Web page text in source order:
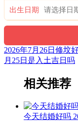
忌：赴任 出行
3时-5时 庚寅时： 沖
宜：祈福 求嗣 订婚
忌：上樑 盖屋 入殓
5时-7时 辛卯时：
安葬 赴任
出生日期
2026年7月26日修坟
月25日是入土吉日吗
相关推荐
今天结婚好吗